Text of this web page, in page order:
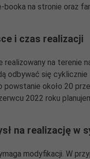
booka na stronie oraz
i czas realizacji
realizowany na terenie
odbywać się
około 20
2022 roku
na realizację w
modyfikacji. W